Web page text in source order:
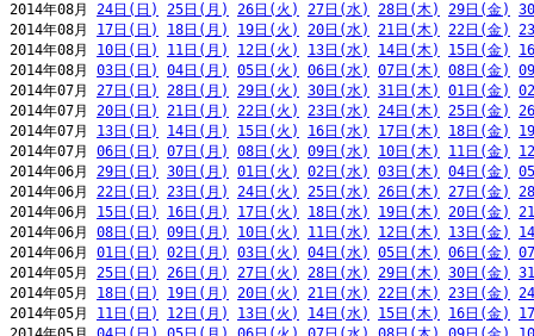
2014年08月 24日(日) 25日(月) 26日(火) 27日(水) 28日(木) 29日(金)
2014年08月 17日(日) 18日(月) 19日(火) 20日(水) 21日(木) 22日(金)
2014年08月 10日(日) 11日(月) 12日(火) 13日(水) 14日(木) 15日(金)
2014年08月 03日(日) 04日(月) 05日(火) 06日(水) 07日(木) 08日(金)
2014年07月 27日(日) 28日(月) 29日(火) 30日(水) 31日(木) 01日(金)
2014年07月 20日(日) 21日(月) 22日(火) 23日(水) 24日(木) 25日(金)
2014年07月 13日(日) 14日(月) 15日(火) 16日(水) 17日(木) 18日(金)
2014年07月 06日(日) 07日(月) 08日(火) 09日(水) 10日(木) 11日(金)
2014年06月 29日(日) 30日(月) 01日(火) 02日(水) 03日(木) 04日(金)
2014年06月 22日(日) 23日(月) 24日(火) 25日(水) 26日(木) 27日(金)
2014年06月 15日(日) 16日(月) 17日(火) 18日(水) 19日(木) 20日(金)
2014年06月 08日(日) 09日(月) 10日(火) 11日(水) 12日(木) 13日(金)
2014年06月 01日(日) 02日(月) 03日(火) 04日(水) 05日(木) 06日(金)
2014年05月 25日(日) 26日(月) 27日(火) 28日(水) 29日(木) 30日(金)
2014年05月 18日(日) 19日(月) 20日(火) 21日(水) 22日(木) 23日(金)
2014年05月 11日(日) 12日(月) 13日(火) 14日(水) 15日(木) 16日(金)